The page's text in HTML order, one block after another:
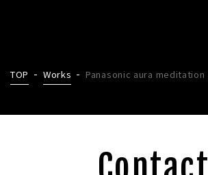
TOP Works Panasonic aura meditation